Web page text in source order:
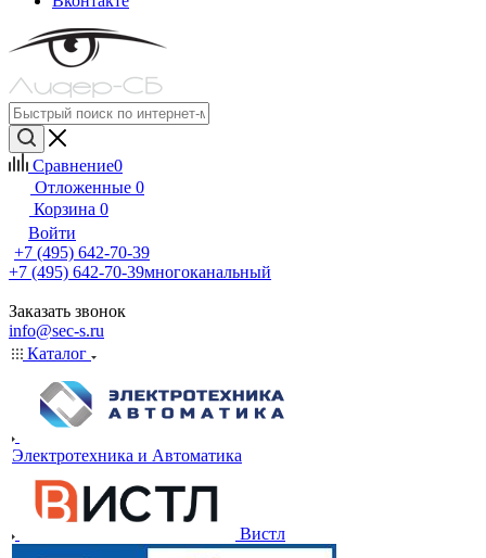
Сравнение0
Отложенные 0
Корзина 0
Войти
+7 (495) 642-70-39
+7 (495) 642-70-39многоканальный
Заказать звонок
info@sec-s.ru
Каталог
Электротехника и Автоматика
Вистл